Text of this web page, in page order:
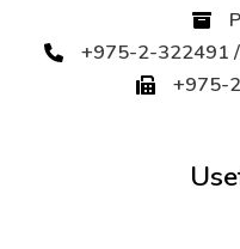
+975-2-322491
+975-